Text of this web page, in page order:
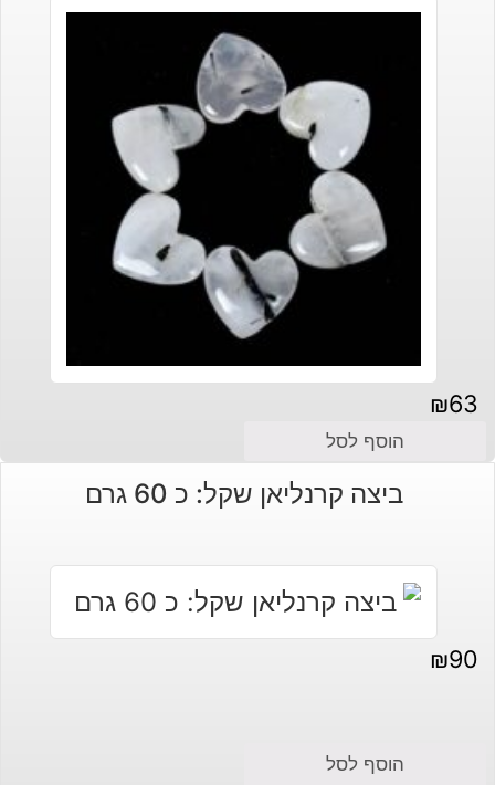
₪63
הוסף לסל
ביצה קרנליאן שקל: כ 60 גרם
₪90
הוסף לסל